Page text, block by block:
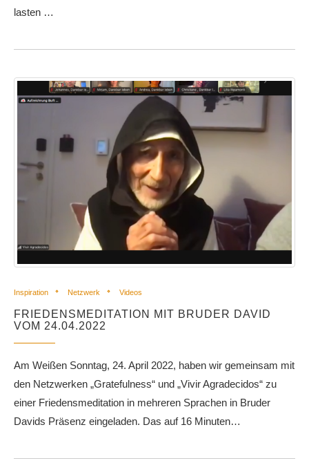
lasten …
Inspiration Netzwerk Videos
FRIEDENSMEDITATION MIT BRUDER DAVID
VOM 24.04.2022
Am Weißen Sonntag, 24. April 2022, haben wir gemeinsam mit
den Netzwerken „Gratefulness“ und „Vivir Agradecidos“ zu
einer Friedensmeditation in mehreren Sprachen in Bruder
Davids Präsenz eingeladen. Das auf 16 Minuten…